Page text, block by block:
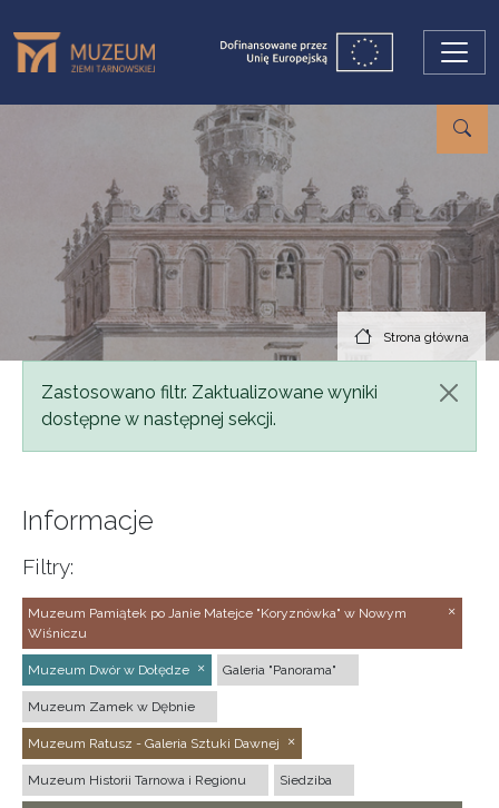
Strona główna
Komunikat
Zastosowano filtr. Zaktualizowane wyniki
dostępne w następnej sekcji.
Informacje
Filtry:
Muzeum Pamiątek po Janie Matejce "Koryznówka" w Nowym
Wiśniczu
Muzeum Dwór w Dołędze Galeria "Panorama"
Muzeum Zamek w Dębnie
Muzeum Ratusz - Galeria Sztuki Dawnej
Muzeum Historii Tarnowa i Regionu Siedziba